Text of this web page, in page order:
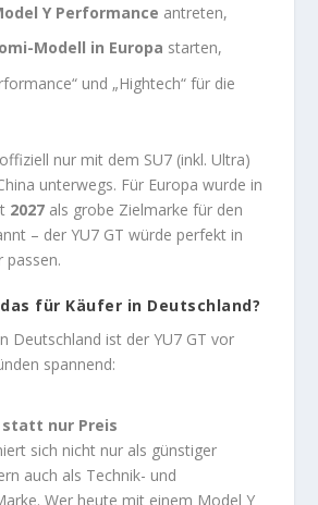
Y Performance antreten,
Modell in Europa starten,
und „Hightech“ für die
nur mit dem SU7 (inkl. Ultra)
unterwegs. Für Europa wurde in
2027als grobe Zielmarke für den
– der YU7 GT würde perfekt in
passen.
für Käufer in Deutschland?
Deutschland ist der YU7 GT vor
spannend:
nur Preis
sich nicht nur als günstiger
auch als Technik- und
Wer heute mit einem Model Y